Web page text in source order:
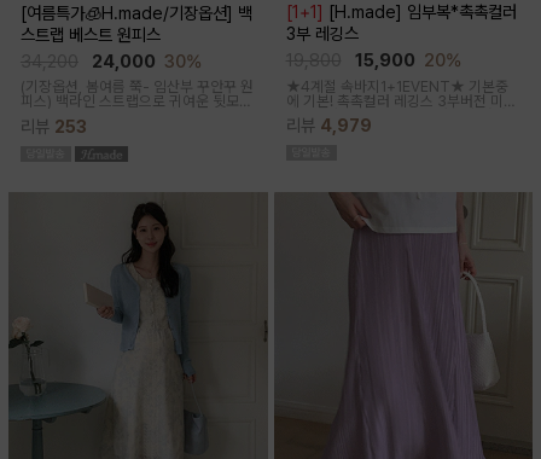
[여름특가🧊H.made/기장옵션] 백
스트랩 베스트 원피스
24,000 30%
(기장옵션, 봄여름 쭉- 임산부 꾸안꾸 원
피스) 백라인 스트랩으로 귀여운 뒷모습
으로 연출해주는 기특한 원피스, 바스락
한 소재로 착용감이 가벼워요
리뷰 253
[1+1] [H.made] 임부복*촉촉컬러
3부 레깅스
15,900 20%
★4계절 속바지1+1EVENT★ 기본중
에 기본! 촉촉컬러 레깅스 3부버전 미니
원피스나 스커트안에 쏙~사계절 내내
필수템인 3부 속바지쫀쫀한 신축성으로
리뷰 4,979